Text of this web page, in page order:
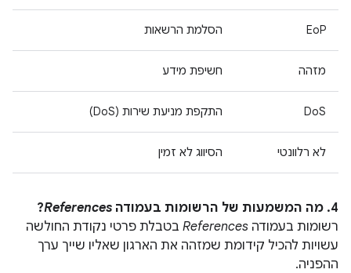
EoP הסלמת הרשאות
מזהה חשיפת מידע
DoS התקפת מניעת שירות (DoS)
לא רלוונטי הסיווג לא זמין
4. מה המשמעות של הרשומות בעמודה References
?
רשומות בעמודה References בטבלת פרטי נקודת החולשה
עשויות להכיל קידומת שמזהה את הארגון שאליו שייך ערך
ההפניה.